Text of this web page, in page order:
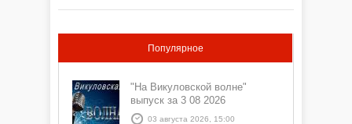
Популярное
"На Викуловской волне"
выпуск за 3 08 2026
03 августа 2026, 15:00